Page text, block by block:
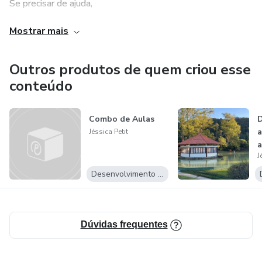
Se precisar de ajuda,
entre em contato com nosso suporte através do email:
Mostrar mais
Outros produtos de quem criou esse
conteúdo
Combo de Aulas
Jéssica Petit
Desenvolvimento Pessoal
Dúvidas frequentes